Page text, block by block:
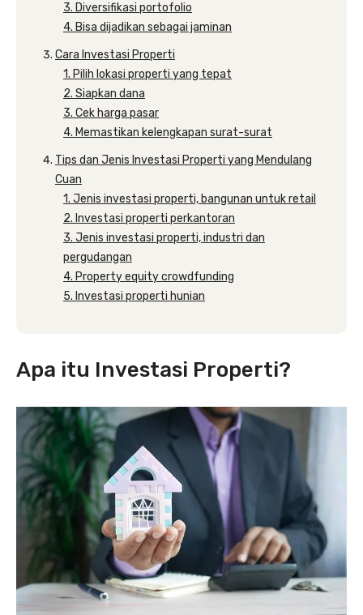
3. Diversifikasi portofolio
4. Bisa dijadikan sebagai jaminan
Cara Investasi Properti
1. Pilih lokasi properti yang tepat
2. Siapkan dana
3. Cek harga pasar
4. Memastikan kelengkapan surat-surat
Tips dan Jenis Investasi Properti yang Mendulang
Cuan
1. Jenis investasi properti, bangunan untuk retail
2. Investasi properti perkantoran
3. Jenis investasi properti, industri dan
pergudangan
4. Property equity crowdfunding
5. Investasi properti hunian
Apa itu Investasi Properti?